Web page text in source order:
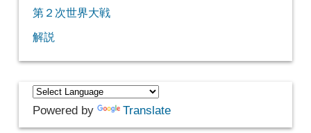
第２次世界大戦
解説
Powered by Translate